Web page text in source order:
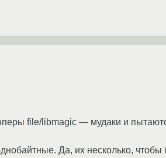
file/libmagic — мудаки и
Да, их несколько,